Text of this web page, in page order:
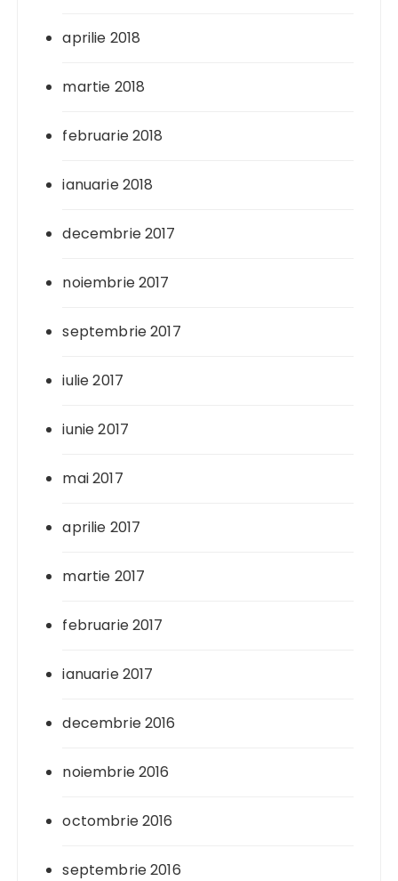
aprilie 2018
martie 2018
februarie 2018
ianuarie 2018
decembrie 2017
noiembrie 2017
septembrie 2017
iulie 2017
iunie 2017
mai 2017
aprilie 2017
martie 2017
februarie 2017
ianuarie 2017
decembrie 2016
noiembrie 2016
octombrie 2016
septembrie 2016